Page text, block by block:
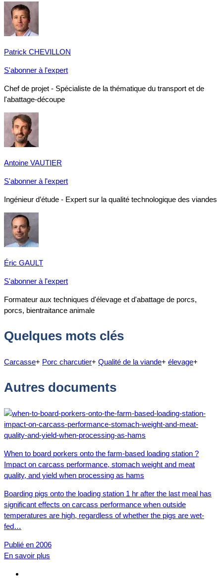
Patrick CHEVILLON
S'abonner à l'expert
Chef de projet - Spécialiste de la thématique du transport et de
l'abattage-découpe
Antoine VAUTIER
S'abonner à l'expert
Ingénieur d’étude - Expert sur la qualité technologique des viandes
Éric GAULT
S'abonner à l'expert
Formateur aux techniques d'élevage et d'abattage de porcs,
porcs, bientraitance animale
Quelques mots clés
Carcasse+ Porc charcutier+ Qualité de la viande+ élevage+
Autres documents
When to board porkers onto the farm-based loading station ?
Impact on carcass performance, stomach weight and meat
quality, and yield when processing as hams
Boarding pigs onto the loading station 1 hr after the last meal has
significant effects on carcass performance when outside
temperatures are high, regardless of whether the pigs are wet-
fed…
Publié en 2006
En savoir plus